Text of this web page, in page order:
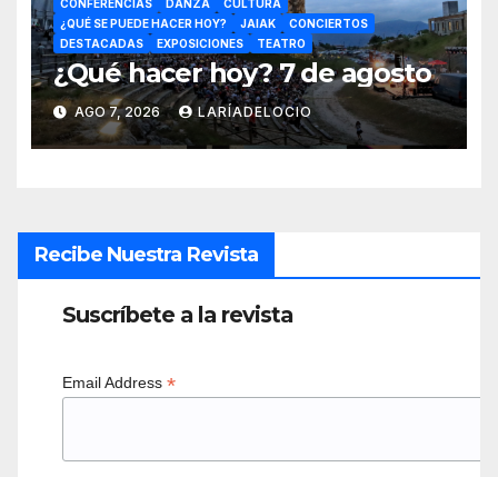
CONFERENCIAS DANZA
CULTURA
¿QUÉ SE PUEDE HACER HOY?
JAIAK
CONCIERTOS
DESTACADAS
EXPOSICIONES TEATRO
¿Qué hacer hoy? 7 de agosto
AGO 7, 2026 LARÍADELOCIO
Recibe Nuestra Revista
Suscríbete a la revista
Email Address *